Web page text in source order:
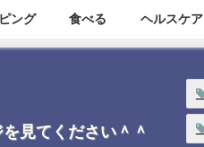
ング 食べる ヘルスケア
見てください＾＾